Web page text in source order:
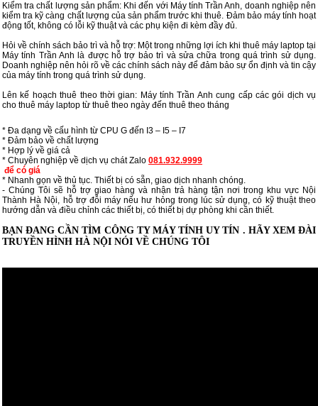
Kiểm tra chất lượng sản phẩm: Khi đến với Máy tính Trần Anh, doanh nghiệp nên
kiểm tra kỹ càng chất lượng của sản phẩm trước khi thuê. Đảm bảo máy tính hoạt
động tốt, không có lỗi kỹ thuật và các phụ kiện đi kèm đầy đủ.
Hỏi về chính sách bảo trì và hỗ trợ: Một trong những lợi ích khi thuê máy laptop tại
Máy tính Trần Anh là được hỗ trợ bảo trì và sửa chữa trong quá trình sử dụng.
Doanh nghiệp nên hỏi rõ về các chính sách này để đảm bảo sự ổn định và tin cậy
của máy tính trong quá trình sử dụng.
Lên kế hoạch thuê theo thời gian: Máy tính Trần Anh cung cấp các gói dịch vụ
cho thuê máy laptop từ thuê theo ngày đến thuê theo tháng
* Đa dạng về cấu hình từ CPU G đến I3 – I5 – I7
* Đảm bảo về chất lượng
* Hợp lý về giá cả
* Chuyên nghiệp về dịch vụ chát Zalo 081.932.9999
để có giá
* Nhanh gọn về thủ tục. Thiết bị có sẵn, giao dịch nhanh chóng.
- Chúng Tôi sẽ hỗ trợ giao hàng và nhận trả hàng tận nơi trong khu vực Nội
Thành Hà Nội, hỗ trợ đỗi máy nếu hư hỏng trong lúc sử dụng, có kỹ thuật theo
hướng dẫn và điều chỉnh các thiết bị, có thiết bị dự phòng khi cần thiết.
BẠN ĐANG CẦN TÌM CÔNG TY MÁY TÍNH UY TÍN . HÃY XEM ĐÀI
TRUYỀN HÌNH HÀ NỘI NÓI VỀ CHÚNG TÔI